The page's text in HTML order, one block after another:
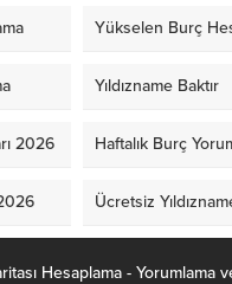
Yükselen Burç
Yıldızname Baktır
2026 Haftalık Burç
Ücretsiz
Hesaplama - Yorumlama